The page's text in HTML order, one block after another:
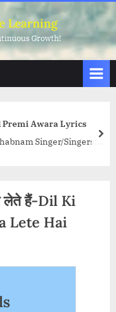
Learning
Growth!
Premi Awara Lyrics
Singer/Singers:
uncategorized/tu-
link">Read
span> »</a></p>
लेते हैं-Dil Ki
Lete Hai